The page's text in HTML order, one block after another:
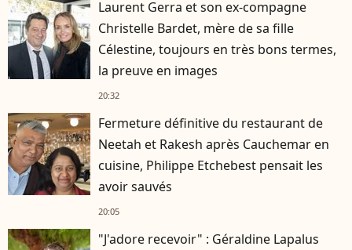
Laurent Gerra et son ex-compagne
Christelle Bardet, mère de sa fille
Célestine, toujours en très bons termes,
la preuve en images
20:32
Fermeture définitive du restaurant de
Neetah et Rakesh après Cauchemar en
cuisine, Philippe Etchebest pensait les
avoir sauvés
20:05
"J'adore recevoir" : Géraldine Lapalus